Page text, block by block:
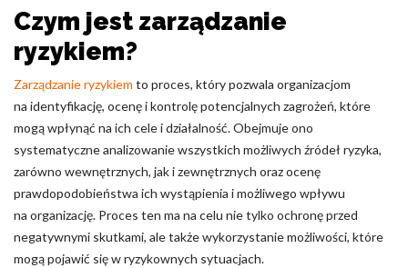
Czym jest zarządzanie
ryzykiem?
Zarządzanie ryzykiem to proces, który pozwala organizacjom
na identyfikację, ocenę i kontrolę potencjalnych zagrożeń, które
mogą wpłynąć na ich cele i działalność. Obejmuje ono
systematyczne analizowanie wszystkich możliwych źródeł ryzyka,
zarówno wewnętrznych, jak i zewnętrznych oraz ocenę
prawdopodobieństwa ich wystąpienia i możliwego wpływu
na organizację. Proces ten ma na celu nie tylko ochronę przed
negatywnymi skutkami, ale także wykorzystanie możliwości, które
mogą pojawić się w ryzykownych sytuacjach.